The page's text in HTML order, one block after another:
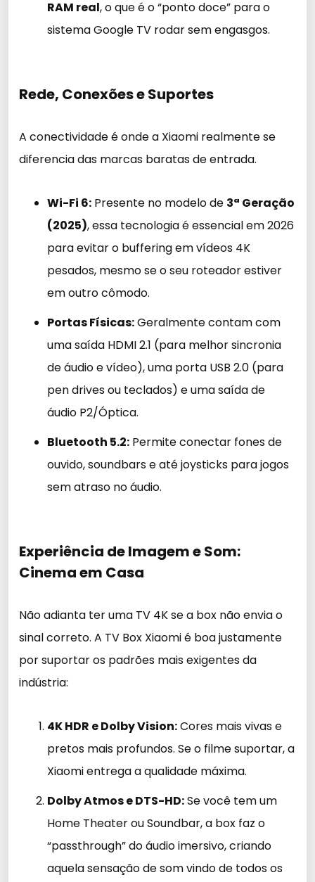
RAM real, o que é o “ponto doce” para o
sistema Google TV rodar sem engasgos.
Rede, Conexões e Suportes
A conectividade é onde a Xiaomi realmente se
diferencia das marcas baratas de entrada.
Wi-Fi 6: Presente no modelo de 3ª Geração
(2025), essa tecnologia é essencial em 2026
para evitar o buffering em vídeos 4K
pesados, mesmo se o seu roteador estiver
em outro cômodo.
Portas Físicas:Geralmente contam com
uma saída HDMI 2.1 (para melhor sincronia
de áudio e vídeo), uma porta USB 2.0 (para
pen drives ou teclados) e uma saída de
áudio P2/Óptica.
Bluetooth 5.2: Permite conectar fones de
ouvido, soundbars e até joysticks para jogos
sem atraso no áudio.
Experiência de Imagem e Som:
Cinema em Casa
Não adianta ter uma TV 4K se a box não envia o
sinal correto. A TV Box Xiaomi é boa justamente
por suportar os padrões mais exigentes da
indústria:
4K HDR e Dolby Vision:Cores mais vivas e
pretos mais profundos. Se o filme suportar, a
Xiaomi entrega a qualidade máxima.
Dolby Atmos e DTS-HD:Se você tem um
Home Theater ou Soundbar, a box faz o
“passthrough” do áudio imersivo, criando
aquela sensação de som vindo de todos os